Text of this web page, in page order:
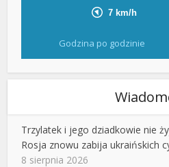
Godzina po godzinie
Trzylatek i jego dziadkowie nie
Rosja znowu zabija ukraińskich
8 sierpnia 2026